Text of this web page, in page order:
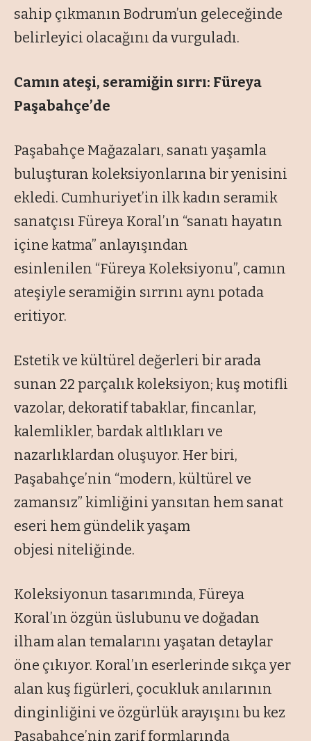
sahip çıkmanın Bodrum’un geleceğinde
belirleyici olacağını da vurguladı.
Camın ateşi, seramiğin sırrı: Füreya
Paşabahçe’de
Paşabahçe Mağazaları, sanatı yaşamla
buluşturan koleksiyonlarına bir yenisini
ekledi. Cumhuriyet’in ilk kadın seramik
sanatçısı Füreya Koral’ın “sanatı hayatın
içine katma” anlayışından
esinlenilen “Füreya Koleksiyonu”, camın
ateşiyle seramiğin sırrını aynı potada
eritiyor.
Estetik ve kültürel değerleri bir arada
sunan 22 parçalık koleksiyon; kuş motifli
vazolar, dekoratif tabaklar, fincanlar,
kalemlikler, bardak altlıkları ve
nazarlıklardan oluşuyor. Her biri,
Paşabahçe’nin “modern, kültürel ve
zamansız” kimliğini yansıtan hem sanat
eseri hem gündelik yaşam
objesi niteliğinde.
Koleksiyonun tasarımında, Füreya
Koral’ın özgün üslubunu ve doğadan
ilham alan temalarını yaşatan detaylar
öne çıkıyor. Koral’ın eserlerinde sıkça yer
alan kuş figürleri, çocukluk anılarının
dinginliğini ve özgürlük arayışını bu kez
Paşabahçe’nin zarif formlarında